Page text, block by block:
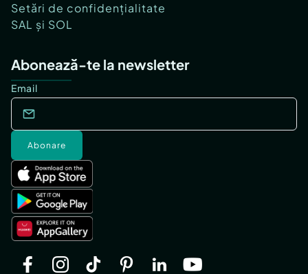
Setări de confidențialitate
SAL și SOL
Abonează-te la newsletter
Email
Abonare